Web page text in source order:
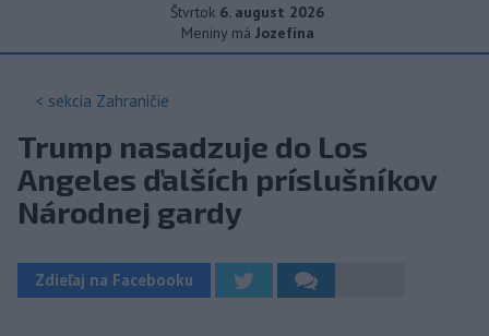
Štvrtok 6. august 2026
Meniny má Jozefína
< sekcia Zahraničie
Trump nasadzuje do Los
Angeles ďalších príslušníkov
Národnej gardy
Zdieľaj na Facebooku